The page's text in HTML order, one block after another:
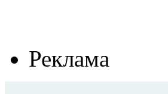
Реклама